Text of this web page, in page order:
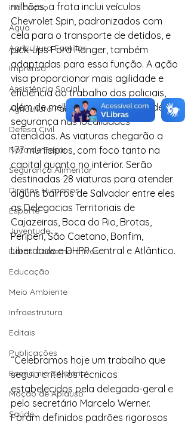
Indicação
Água
Agricultura Familiar
Imprensa
Assistência Social
Agricultura Familiar
Defesa Civil
Nota de Pesar
Segurança Alimentar
Direitos Humanos
Esporte
Juventude
Datas Comemorativas
Educação
Meio Ambiente
Infraestrutura
Editais
Publicações
Economia Solidária
Moção de Aplauso
Saúde
milhões, a frota inclui veículos
Chevrolet Spin, padronizados com
cela para o transporte de detidos, e
pick-ups Ford Ranger, também
adaptadas para essa função. A ação
visa proporcionar mais agilidade e
eficiência ao trabalho dos policiais,
além de melhorar as condições de
segurança nas localidades
atendidas. As viaturas chegarão a
177 municípios, com foco tanto na
capital quanto no interior. Serão
destinadas 28 viaturas para atender
alguns bairros de Salvador entre eles
as Delegacias Territoriais de
Cajazeiras, Boca do Rio, Brotas,
Periperi, São Caetano, Bonfim,
Liberdade e DHPP Central e Atlântico.
“Celebramos hoje um trabalho que
seguiu critérios técnicos
estabelecidos pela delegada-geral e
pelo secretário Marcelo Werner.
Foram definidos padrões rigorosos